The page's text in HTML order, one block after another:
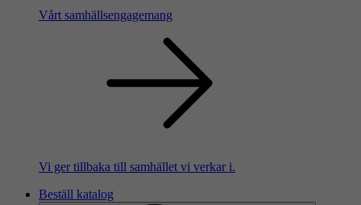
Vårt samhällsengagemang
Vi ger tillbaka till samhället vi verkar i.
Beställ katalog